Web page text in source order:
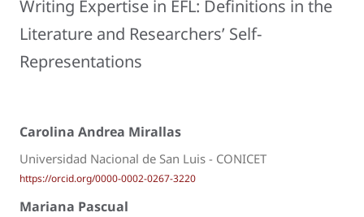
Writing Expertise in EFL: Definitions in the
Literature and Researchers’ Self-
Representations
Carolina Andrea Mirallas
Universidad Nacional de San Luis - CONICET
https://orcid.org/0000-0002-0267-3220
Mariana Pascual